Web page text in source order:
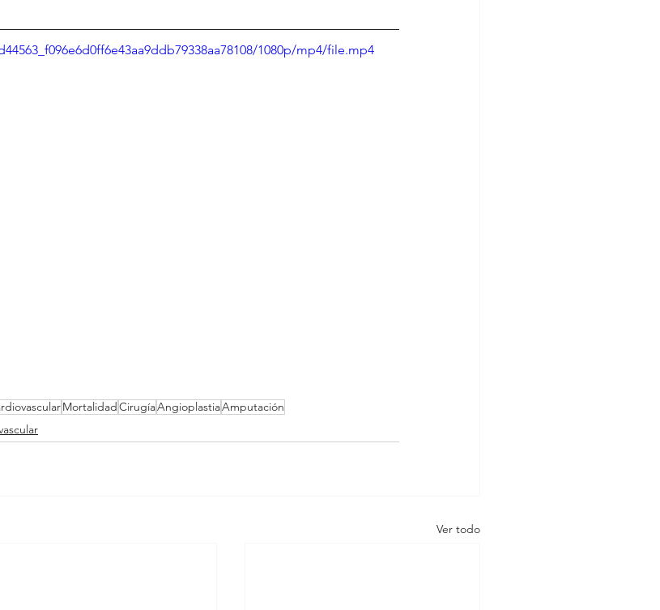
1080p/mp4/file.mp4
Mortalidad CirugíaAngioplastiaAmputación
Ver todo